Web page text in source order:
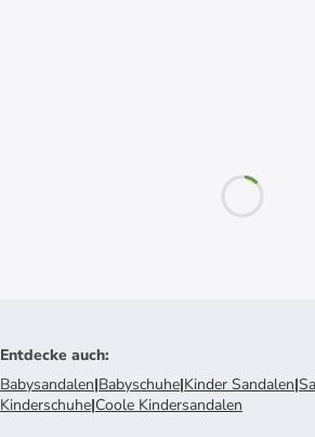
Entdecke auch:
Babysandalen|Babyschuhe|Kinder Sandalen|
Kinderschuhe|Coole Kindersandalen